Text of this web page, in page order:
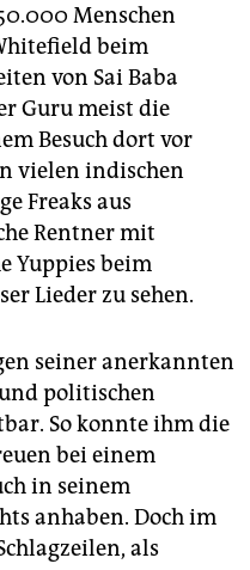
Menschen
beim
von Sai Baba
Guru meist die
Besuch dort vor
vielen indischen
Freaks aus
Rentner mit
Yuppies beim
Lieder zu sehen.
seiner anerkannten
politischen
So konnte ihm die
bei einem
in seinem
anhaben. Doch im
als